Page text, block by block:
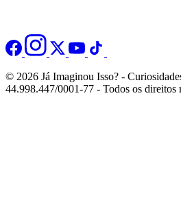
© 2026 Já Imaginou Isso? -
44.998.447/0001-77 - Todos os direitos